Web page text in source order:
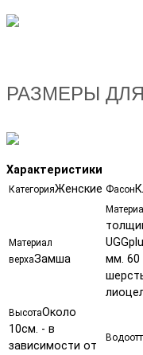
РАЗМЕРЫ
Характеристики
КатегорияЖенские Фасон
Материал
верхаЗамша
мм. 60
ВысотаОколо
10см. - в
зависимости от